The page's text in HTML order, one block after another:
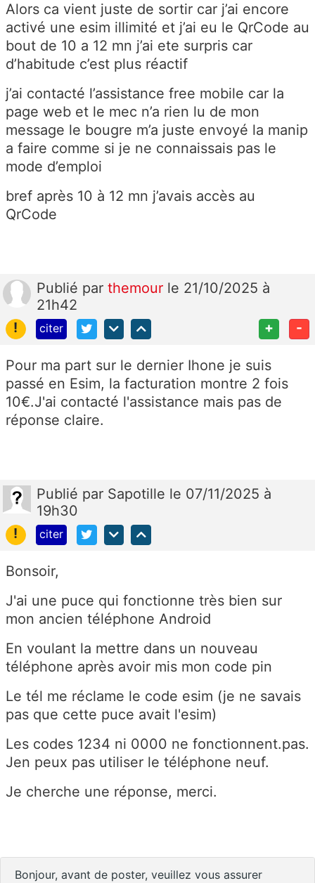
Alors ca vient juste de sortir car j’ai encore
activé une esim illimité et j’ai eu le QrCode au
bout de 10 a 12 mn j’ai ete surpris car
d’habitude c’est plus réactif
j’ai contacté l’assistance free mobile car la
page web et le mec n’a rien lu de mon
message le bougre m’a juste envoyé la manip
a faire comme si je ne connaissais pas le
mode d’emploi
bref après 10 à 12 mn j’avais accès au
QrCode
Publié par themour le 21/10/2025 à
21h42
!
citer + -
Pour ma part sur le dernier Ihone je suis
passé en Esim, la facturation montre 2 fois
10€.J'ai contacté l'assistance mais pas de
réponse claire.
Publié par Sapotille le 07/11/2025 à
19h30
!
citer
Bonsoir,
J'ai une puce qui fonctionne très bien sur
mon ancien téléphone Android
En voulant la mettre dans un nouveau
téléphone après avoir mis mon code pin
Le tél me réclame le code esim (je ne savais
pas que cette puce avait l'esim)
Les codes 1234 ni 0000 ne fonctionnent.pas.
Jen peux pas utiliser le téléphone neuf.
Je cherche une réponse, merci.
Bonjour, avant de poster, veuillez vous assurer